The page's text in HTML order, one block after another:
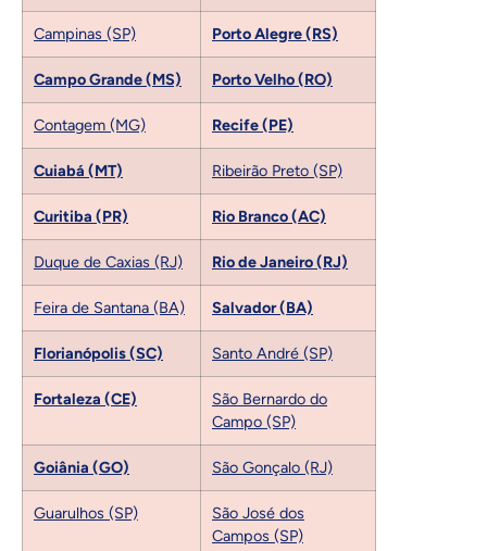
Campinas (SP) Porto Alegre (RS)
Campo Grande (MS) Porto Velho (RO)
Contagem (MG) Recife (PE)
Cuiabá (MT) Ribeirão Preto (SP)
Curitiba (PR) Rio Branco (AC)
Duque de Caxias (RJ) Rio de Janeiro (RJ)
Feira de Santana (BA) Salvador (BA)
Florianópolis (SC) Santo André (SP)
Fortaleza (CE)
São Bernardo do
Campo (SP)
Goiânia (GO) São Gonçalo (RJ)
Guarulhos (SP)
São José dos
Campos (SP)